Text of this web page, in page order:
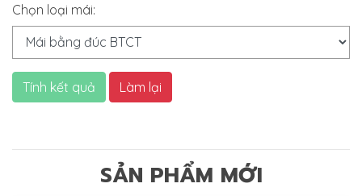
Chọn loại mái:
Tính kết quả Làm lại
SẢN PHẨM MỚI